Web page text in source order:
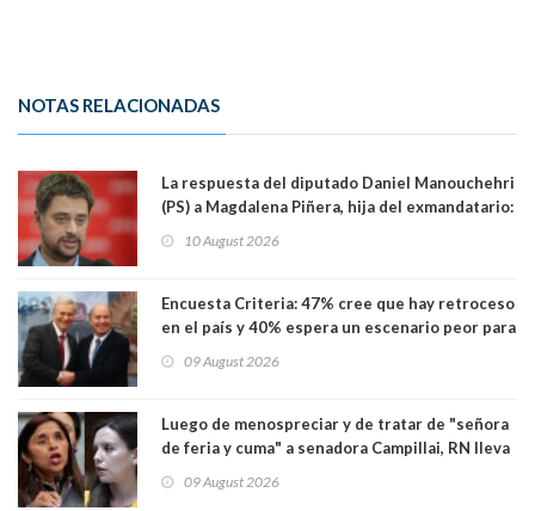
NOTAS RELACIONADAS
La respuesta del diputado Daniel Manouchehri
(PS) a Magdalena Piñera, hija del exmandatario:
creían intocables"
10 August 2026
Encuesta Criteria: 47% cree que hay retroceso
en el país y 40% espera un escenario peor para
09 August 2026
Luego de menospreciar y de tratar de "señora
de feria y cuma" a senadora Campillai, RN lleva
09 August 2026